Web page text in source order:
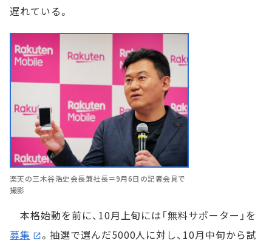
遅れている。
楽天の三木谷浩史会長兼社長＝9月6日の記者会見で
撮影
本格始動を前に、10月上旬には「無料サポーター」を
募集
。抽選で選んだ5000人に対し、10月中旬から試